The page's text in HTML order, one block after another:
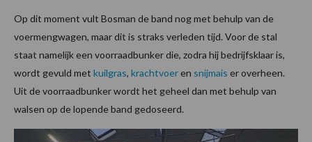
Op dit moment vult Bosman de band nog met behulp van de
voermengwagen, maar dit is straks verleden tijd. Voor de stal
staat namelijk een voorraadbunker die, zodra hij bedrijfsklaar is,
wordt gevuld met kuilgras, krachtvoeren snijmais er overheen.
Uit de voorraadbunker wordt het geheel dan met behulp van
walsen op de lopende band gedoseerd.